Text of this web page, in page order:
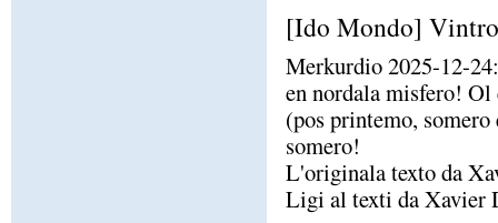
[Ido Mondo] Vintro
Merkurdio 2025-12-
en nordala misfero! Ol
(pos printemo,
somero!
L'originala texto da
Ligi al texti da Xavier